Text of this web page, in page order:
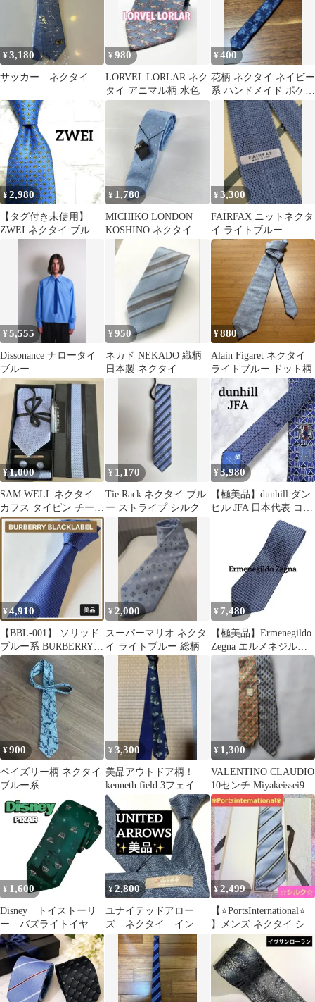
¥3,180
サッカー ネクタイ
¥980
LORVEL LORLAR ネク
タイ アニマル柄 水色
¥400
花柄 ネクタイ ネイビー
系 ハンドメイド ポケッ
トチーフセット
¥2,980
【タグ付き未使用】
ZWEI ネクタイ ブルー
¥ 1,780
MICHIKO LONDON
KOSHINO ネクタイ 新
品未使用
¥3,300
FAIRFAX ニットネクタ
イ ライトブルー
¥5,555
Dissonance ナロータイ
ブルー
¥950
ネカド NEKADO 織柄
日本製 ネクタイ
¥880
Alain Figaret ネクタイ
ライトブルー ドット柄
¥1,000
SAM WELL ネクタイ
カフス タイピン チーフ
4点セット
¥ 1,170
Tie Rack ネクタイ ブル
ー ストライプ シルク
¥3,980
【極美品】dunhill ダン
ヒル JFA 日本代表 コラ
ボ シルク ネクタイ
¥4,910
【BBL-001】 ソリッド
ブルー系 BURBERRY
BLACK LABEL
¥ 2,000
スーパーマリオ ネクタ
イ ライトブルー 総柄
¥ 7,480
【極美品】Ermenegildo
Zegna エルメネジルド
ゼニア ネクタイ
¥900
ペイズリー柄 ネクタイ
ブルー系
¥3,300
美品アウトドア柄！
kenneth field 3フェイ
ス タイ ネクタイ
¥ 1,300
VALENTINO CLAUDIO
10センチ Miyakeissei9セ
ンチ
¥ 1,600
Disney トイストーリ
ー バズライトイヤ
ー ネクタイ
¥2,800
ユナイテッドアロー
ズ ネクタイ インデ
ィゴブルー 無地 ソ
リッド 美品
¥2,499
【⭐️PortsInternational⭐️
】メンズ ネクタイ シル
ク ブルー